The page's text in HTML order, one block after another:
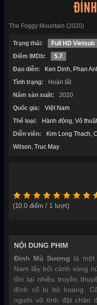
The Foggy Mountain (2020)
Trạng thái:
Full HD Vietsub
Điểm IMDb:
5.7
Đạo diễn:
Ken Dinh
Phan
Tình trạng:
Hoàn tất
Năm sản xuất:
2020
Quốc gia:
Việt Nam
Thể loại:
Hành động Võ
Diễn viên:
Kim Long Thach
Wilson Truc May
(10.0 điểm / 1 lượt)
NỘI DUNG PHIM
Đinh Mù Sương là một
Nam lấy bối cảnh vùng
tồn tại nhiều truyền
đình cổ bị bỏ hoang.
người vô tình đặt chân